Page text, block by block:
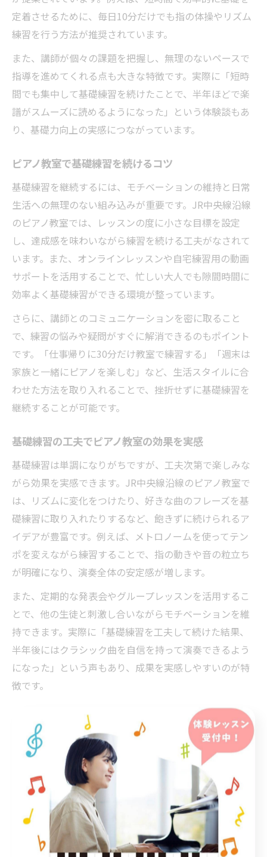
定着させるために、毎日10分だけでも指の体操やリズム
練習を行う方法が推奨されています。
また、講師が個々の課題を把握し、無理のないペースで
指導を進めてくれる点も大きな特徴です。実際に「短時
間でも集中して基礎練習を続けたことで、半年ほどで楽
譜がスムーズに読めるようになった」という体験談もあ
り、基礎力向上の実感につながっています。
ピアノ教室で基礎練習を続けるコツ
基礎練習を継続するには、モチベーションの維持と日常
生活への無理のない組み込みが重要です。JR中央線沿線
のピアノ教室では、レッスンの度に小さな目標を設定
し、達成感を味わいながら練習を続ける工夫がなされて
います。また、オンラインレッスンや自宅練習用の動画
サポートを活用することで、忙しい大人でも隙間時間に
効率よく基礎練習ができる環境が整っています。
さらに、講師とのコミュニケーションを密に取ること
で、練習の悩みや疑問がすぐに解消できるのもポイント
です。「仕事帰りに30分だけ教室で練習する」「週末は
家族と一緒にピアノを楽しむ」など、生活スタイルに合
わせた方法を取り入れることで、挫折せずに基礎練習を
継続することが可能です。
基礎練習の工夫でピアノ教室の効果を実感
基礎練習は単調になりがちですが、工夫次第で楽しみな
がら効果を実感できます。JR中央線沿線のピアノ教室で
は、リズムに変化をつけたり、好きな曲のフレーズを基
礎練習に取り入れたりするなど、飽きずに続けられるア
イデアが豊富です。例えば、メトロノームを使ってテン
ポを変えながら練習することで、指の動きや音の粒立ち
が明確になり、演奏全体の安定感が増します。
また、定期的な発表会やグループレッスンを活用するこ
とで、他の生徒と刺激し合いながらモチベーションを維
持できます。実際に「基礎練習を工夫して続けた結果、
半年後にはクラシック曲を自信を持って演奏できるよう
になった」という声もあり、成果を実感しやすいのが特
徴です。
ピアノ教室による基礎習得のポイント
ピアノ教室で基礎をしっかり身につけるためには、レッ
スンの質と個別対応の両立が大切です。JR中央線沿線の
ピアノ教室では、生徒一人ひとりの目標や生活リズムに
合わせてカリキュラムを柔軟に調整しています。例え
ば、体験レッスンで現状の課題を確認し、基礎から段階
的にステップアップできるプランを提案する教室が多く
見られます。